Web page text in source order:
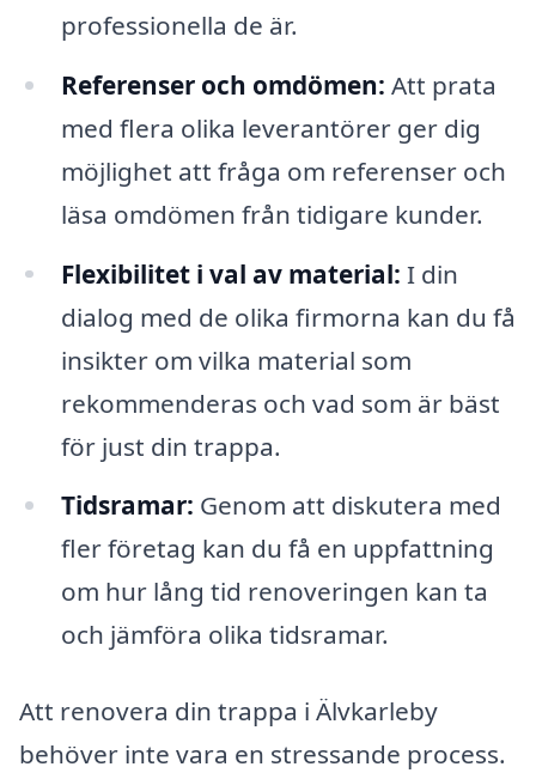
professionella de är.
Referenser och omdömen: Att prata
med flera olika leverantörer ger dig
möjlighet att fråga om referenser och
läsa omdömen från tidigare kunder.
Flexibilitet i val av material: I din
dialog med de olika firmorna kan du få
insikter om vilka material som
rekommenderas och vad som är bäst
för just din trappa.
Tidsramar: Genom att diskutera med
fler företag kan du få en uppfattning
om hur lång tid renoveringen kan ta
och jämföra olika tidsramar.
Att renovera din trappa i Älvkarleby
behöver inte vara en stressande process.